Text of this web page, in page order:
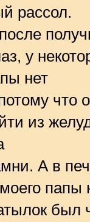
pассол.
у
нет
что
из
А в
папы
был